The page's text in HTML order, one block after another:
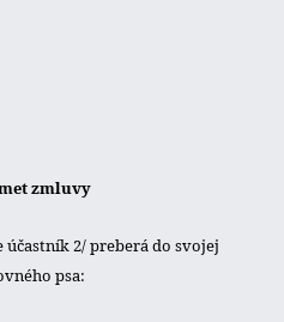
1/“)
zmluvy
2/ preberá do svojej
psa: